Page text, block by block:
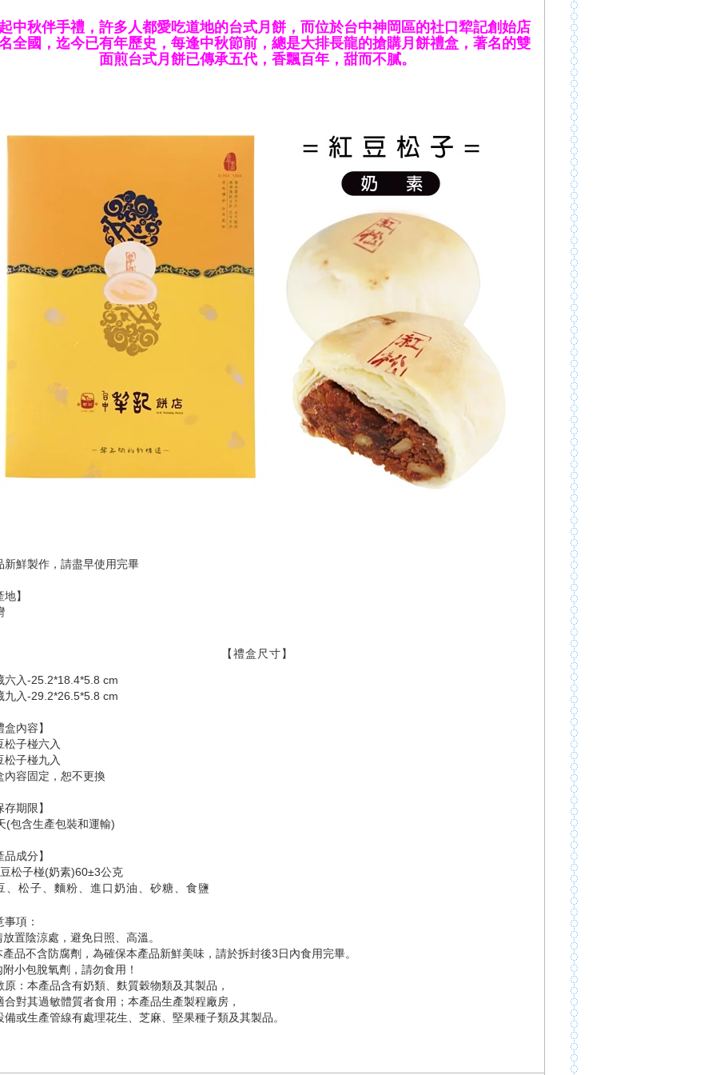
中秋伴手禮，許多人都愛吃道地的台式月餅，而位於台中神岡區的社口犂記創始店
全國，迄今已有年歷史，每逢中秋節前，總是大排長龍的搶購月餅禮盒，著名的雙
面煎台式月餅已傳承五代，香飄百年，甜而不膩。
新鮮製作，請盡早使用完畢
】
【禮盒尺寸】
六入-25.2*18.4*5.8 cm
九入-29.2*26.5*5.8 cm
盒內容】
松子椪六入
松子椪九入
內容固定，恕不更換
存期限】
(包含生產包裝和運輸)
品成分】
松子椪(奶素)60±3公克
、松子、麵粉、進口奶油、砂糖、食鹽
事項：
置陰涼處，避免日照、高溫。
產品不含防腐劑，為確保本產品新鮮美味，請於拆封後3日內食用完畢。
附小包脫氧劑，請勿食用！
原：本產品含有奶類、麩質穀物類及其製品，
合對其過敏體質者食用；本產品生產製程廠房，
備或生產管線有處理花生、芝麻、堅果種子類及其製品。